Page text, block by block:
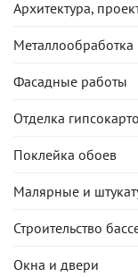
Архитектура,
Металлообработка
Фасадные работы
Отделка
Поклейка обоев
Малярные и
Строительство
Окна и двери